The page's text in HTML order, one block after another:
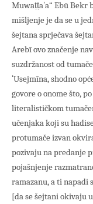
Muwaṭṭaʼa“ Ebū Bekr
mišljenje je da se u
šejtana sprječava
Arebī ovo značenje
suzdržanost od
ʻUsejmīna, shodno
govore o onome što,
literalističkom
učenjaka koji su
protumače izvan
pozivaju na predanje
pojašnjenje
ramazanu, a ti napadi
[da se šejtani okivaju